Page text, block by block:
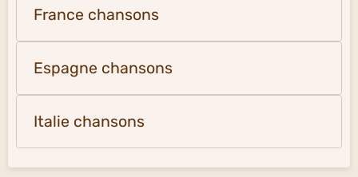
France chansons
Espagne chansons
Italie chansons